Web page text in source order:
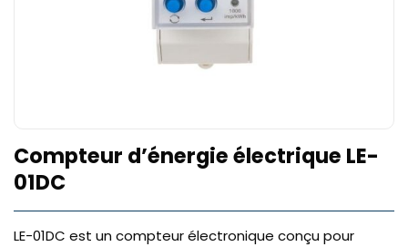
Compteur d’énergie électrique LE-
01DC
LE-01DC est un compteur électronique conçu pour